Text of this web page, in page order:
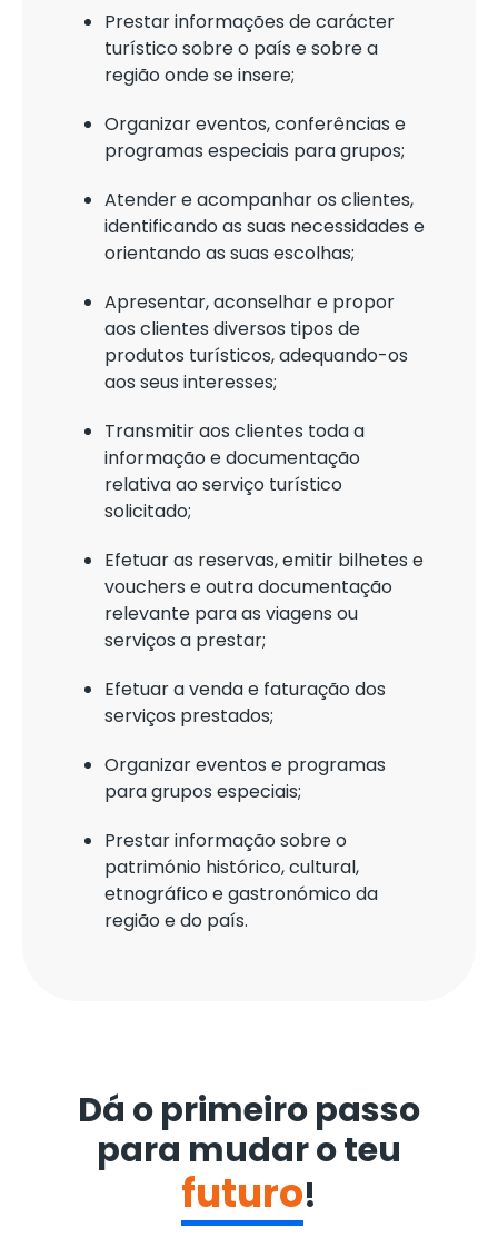
Prestar informações de carácter
turístico sobre o país e sobre a
região onde se insere;
Organizar eventos, conferências e
programas especiais para grupos;
Atender e acompanhar os clientes,
identificando as suas necessidades e
orientando as suas escolhas;
Apresentar, aconselhar e propor
aos clientes diversos tipos de
produtos turísticos, adequando-os
aos seus interesses;
Transmitir aos clientes toda a
informação e documentação
relativa ao serviço turístico
solicitado;
Efetuar as reservas, emitir bilhetes e
vouchers e outra documentação
relevante para as viagens ou
serviços a prestar;
Efetuar a venda e faturação dos
serviços prestados;
Organizar eventos e programas
para grupos especiais;
Prestar informação sobre o
património histórico, cultural,
etnográfico e gastronómico da
região e do país.
Dá o primeiro passo
para mudar o teu
futuro!